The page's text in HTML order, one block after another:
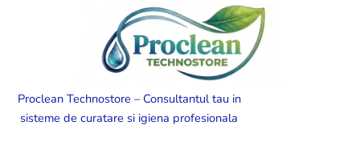
Proclean Technostore – Consultantul tau in
sisteme de curatare si igiena profesionala